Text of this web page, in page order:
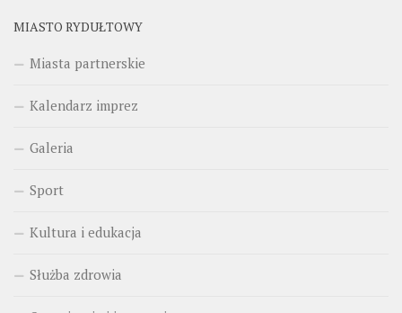
MIASTO RYDUŁTOWY
Miasta partnerskie
Kalendarz imprez
Galeria
Sport
Kultura i edukacja
Służba zdrowia